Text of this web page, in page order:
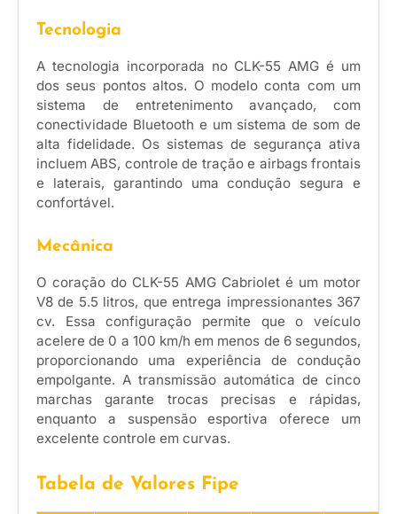
Tecnologia
A tecnologia incorporada no CLK-55 AMG é um
dos seus pontos altos. O modelo conta com um
sistema de entretenimento avançado, com
conectividade Bluetooth e um sistema de som de
alta fidelidade. Os sistemas de segurança ativa
incluem ABS, controle de tração e airbags frontais
e laterais, garantindo uma condução segura e
confortável.
Mecânica
O coração do CLK-55 AMG Cabriolet é um motor
V8 de 5.5 litros, que entrega impressionantes 367
cv. Essa configuração permite que o veículo
acelere de 0 a 100 km/h em menos de 6 segundos,
proporcionando uma experiência de condução
empolgante. A transmissão automática de cinco
marchas garante trocas precisas e rápidas,
enquanto a suspensão esportiva oferece um
excelente controle em curvas.
Tabela de Valores Fipe